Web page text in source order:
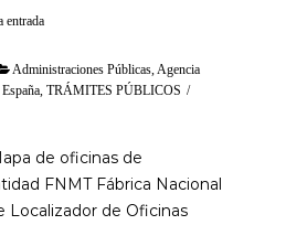
entrada
Administraciones Públicas Agencia
España TRÁMITES PÚBLICOS /
de oficinas de
FNMT Fábrica Nacional
Localizador de Oficinas